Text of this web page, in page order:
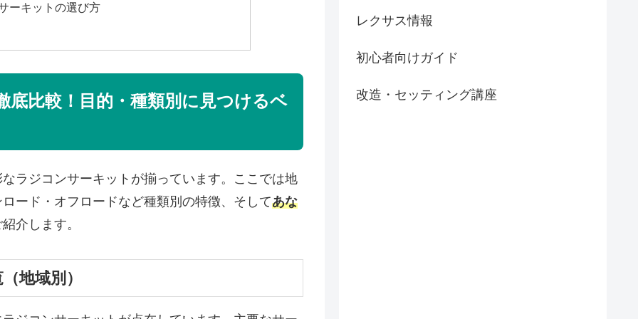
ーキットの選び方
比較！目的・種類別に見つけるベ
ラジコンサーキットが揃っています。ここでは地
ード・オフロードなど種類別の特徴、そしてあな
介します。
地域別）
レクサス情報
初心者向けガイド
改造・セッティング講座